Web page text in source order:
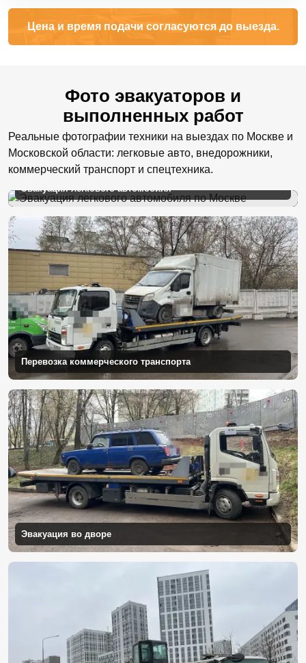
Цена и время подачи согласуются до выезда.
Фото эвакуаторов и
выполненных работ
Реальные фотографии техники на выездах по Москве и
Московской области: легковые авто, внедорожники,
коммерческий транспорт и спецтехника.
Эвакуация легкового автомобиля
Перевозка коммерческого транспорта
Эвакуация во дворе